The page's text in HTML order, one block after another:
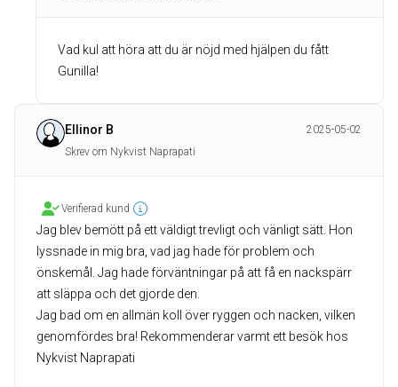
Vad kul att höra att du är nöjd med hjälpen du fått
Gunilla!
Ellinor B
2025-05-02
Skrev om Nykvist Naprapati
Verifierad kund
Jag blev bemött på ett väldigt trevligt och vänligt sätt. Hon
lyssnade in mig bra, vad jag hade för problem och
önskemål. Jag hade förväntningar på att få en nackspärr
att släppa och det gjorde den.
Jag bad om en allmän koll över ryggen och nacken, vilken
genomfördes bra! Rekommenderar varmt ett besök hos
Nykvist Naprapati